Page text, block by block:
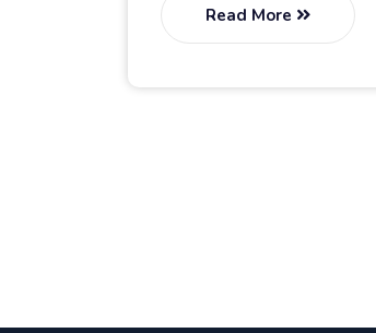
Read More